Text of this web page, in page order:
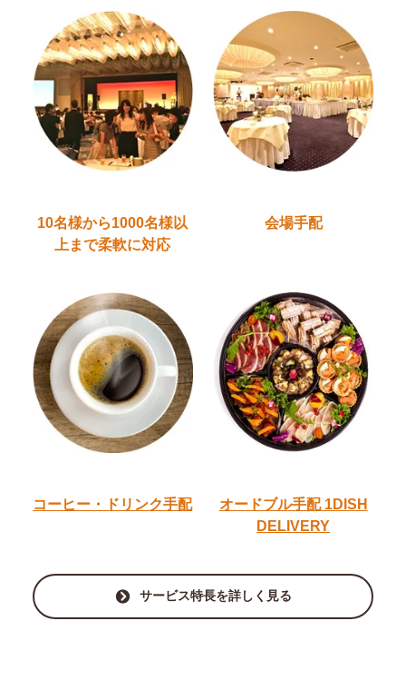
10名様から1000名様以
上 まで柔軟に対応
会場手配
コーヒー・ドリンク手配 オードブル手配1DISH
DELIVERY
サービス特長を詳しく見る